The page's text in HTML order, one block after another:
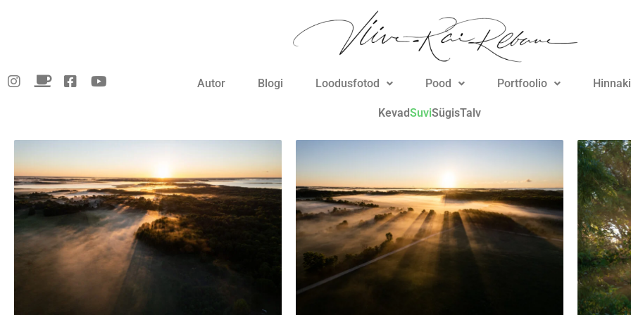
Autor Blogi Loodusfotod Pood Portfoolio
KevadSuviSügisTalv